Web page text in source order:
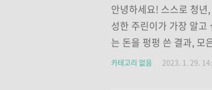
안녕하세요! 스스로 청
성한 주린이가 가장 알
는 돈을 펑펑 쓴 결과, 모
하고, 현금도 열심히 모
카테고리 없음 2023. 1. 29.